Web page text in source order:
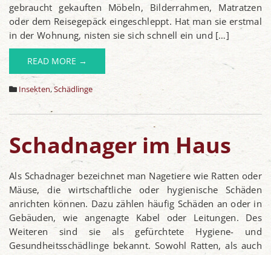
gebraucht gekauften Möbeln, Bilderrahmen, Matratzen
oder dem Reisegepäck eingeschleppt. Hat man sie erstmal
in der Wohnung, nisten sie sich schnell ein und […]
READ MORE →
Insekten,Schädlinge
Schadnager im Haus
Als Schadnager bezeichnet man Nagetiere wie Ratten oder
Mäuse, die wirtschaftliche oder hygienische Schäden
anrichten können. Dazu zählen häufig Schäden an oder in
Gebäuden, wie angenagte Kabel oder Leitungen. Des
Weiteren sind sie als gefürchtete Hygiene- und
Gesundheitsschädlinge bekannt. Sowohl Ratten, als auch